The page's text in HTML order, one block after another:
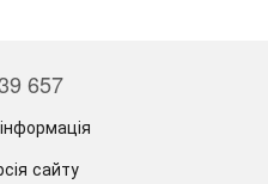
657
сайту